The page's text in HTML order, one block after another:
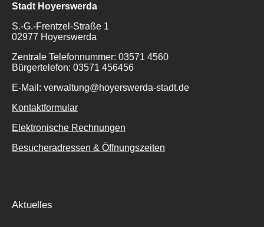
Stadt Hoyerswerda
S.-G.-Frentzel-Straße 1
02977 Hoyerswerda
Zentrale Telefonnummer: 03571 4560
Bürgertelefon: 03571 456456
E-Mail: verwaltung@hoyerswerda-stadt.de
Kontaktformular
Elektronische Rechnungen
Besucheradressen & Öffnungszeiten
Aktuelles